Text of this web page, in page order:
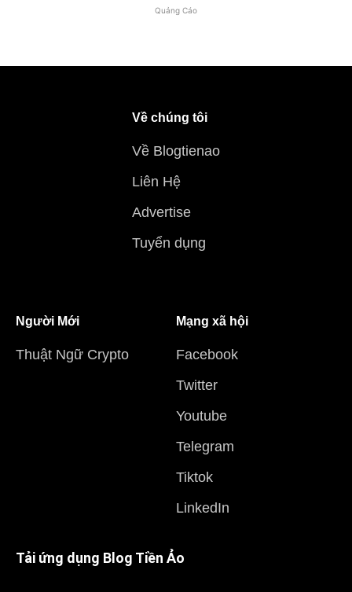
Quảng Cáo
Về chúng tôi
Về Blogtienao
Liên Hệ
Advertise
Tuyển dụng
Người Mới
Thuật Ngữ Crypto
Mạng xã hội
Facebook
Twitter
Youtube
Telegram
Tiktok
LinkedIn
Tải ứng dụng Blog Tiền Ảo